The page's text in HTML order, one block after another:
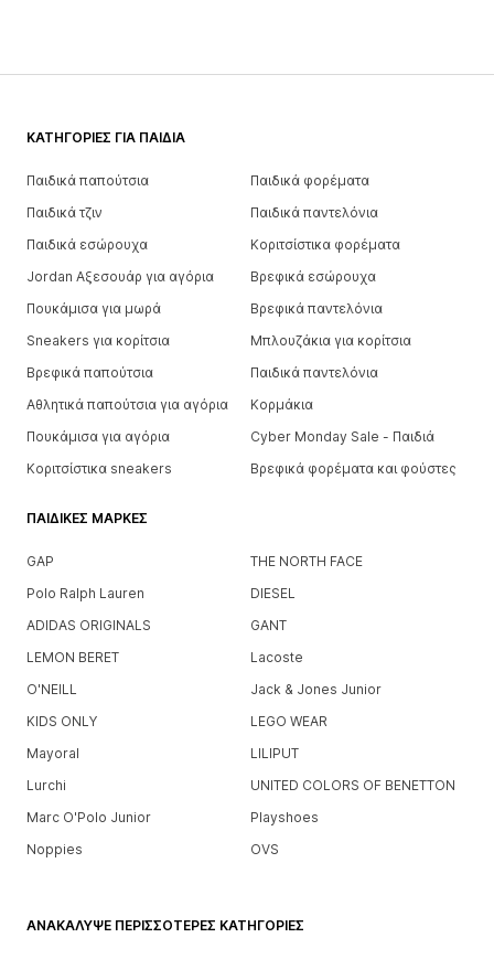
ΚΑΤΗΓΟΡΊΕΣ ΓΙΑ ΠΑΙΔΙΆ
Παιδικά παπούτσια
Παιδικά φορέματα
Παιδικά τζιν
Παιδικά παντελόνια
Παιδικά εσώρουχα
Κοριτσίστικα φορέματα
Jordan Αξεσουάρ για αγόρια
Βρεφικά εσώρουχα
Πουκάμισα για μωρά
Βρεφικά παντελόνια
Sneakers για κορίτσια
Μπλουζάκια για κορίτσια
Βρεφικά παπούτσια
Παιδικά παντελόνια
Αθλητικά παπούτσια για αγόρια
Κορμάκια
Πουκάμισα για αγόρια
Cyber Monday Sale - Παιδιά
Κοριτσίστικα sneakers
Βρεφικά φορέματα και φούστες
ΠΑΙΔΙΚΈΣ ΜΆΡΚΕΣ
GAP
THE NORTH FACE
Polo Ralph Lauren
DIESEL
ADIDAS ORIGINALS
GANT
LEMON BERET
Lacoste
O'NEILL
Jack & Jones Junior
KIDS ONLY
LEGO WEAR
Mayoral
LILIPUT
Lurchi
UNITED COLORS OF BENETTON
Marc O'Polo Junior
Playshoes
Noppies
OVS
ΑΝΑΚΆΛΥΨΕ ΠΕΡΙΣΣΌΤΕΡΕΣ ΚΑΤΗΓΟΡΊΕΣ